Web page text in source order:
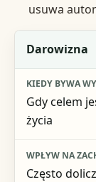
usuwa
Forma
Kiedy bywa
Wpływ na
Darowizna
Gdy celem
życia
Często